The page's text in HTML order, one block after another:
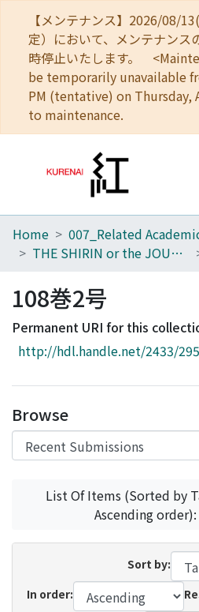
【メンテナンス】2026/08/
定）において、メンテナンス
時停止いたします。
be temporarily unavailable
PM (tentative) on Thursday,
to maintenance.
Home
Browse
Download Ranking
Access Statistics
Home
THE SHIRIN or the JOURNAL OF HISTORY
108巻2号
Permanent URI for this
http://hdl.handle.net/2433/
Browse
List Of Items (Sorted by
Ascending
Sort by:
In order: